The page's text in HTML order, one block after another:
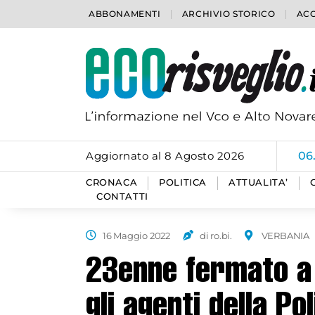
ABBONAMENTI ARCHIVIO STORICO
Aggiornato al 8 Agosto 2026
CRONACA POLITICA ATTUALITA’
CONTATTI
16 Maggio 2022 di ro.bi. VERBANIA
23enne fermato